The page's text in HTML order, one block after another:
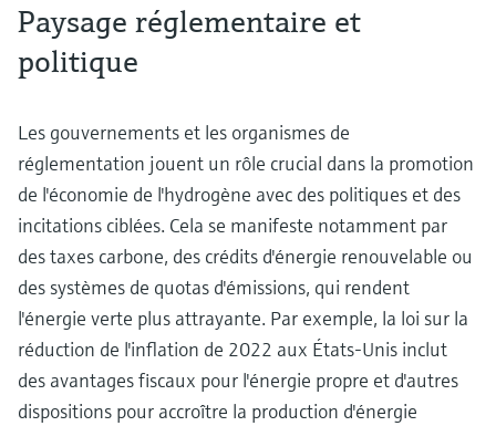
Paysage réglementaire et
politique
Les gouvernements et les organismes de
réglementation jouent un rôle crucial dans la promotion
de l'économie de l'hydrogène avec des politiques et des
incitations ciblées. Cela se manifeste notamment par
des taxes carbone, des crédits d'énergie renouvelable ou
des systèmes de quotas d'émissions, qui rendent
l'énergie verte plus attrayante. Par exemple, la loi sur la
réduction de l'inflation de 2022 aux États-Unis inclut
des avantages fiscaux pour l'énergie propre et d'autres
dispositions pour accroître la production d'énergie